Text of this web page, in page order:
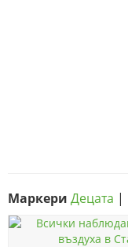
Маркери Децата |